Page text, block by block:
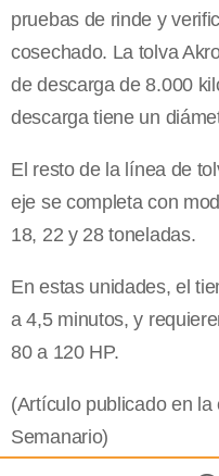
pruebas de rinde y
cosechado. La tolva
de descarga de 8.000
descarga tiene un
El resto de la línea de
eje se completa con
18, 22 y 28 toneladas.
En estas unidades, el
a 4,5 minutos, y
80 a 120 HP.
(Artículo publicado en
Semanario)